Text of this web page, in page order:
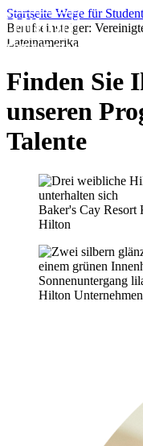
Startseite Wege für
Berufseinsteiger:
Lateinamerika
Finden Sie
unseren
Talente
Baker's Cay
Hilton
Hilton